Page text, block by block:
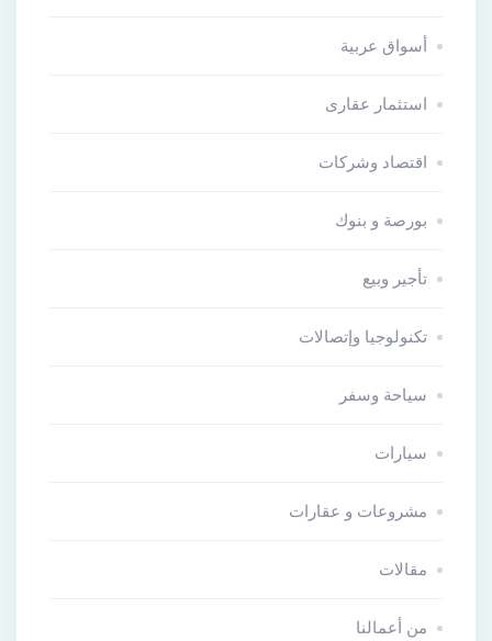
أسواق عربية
استثمار عقارى
اقتصاد وشركات
بورصة و بنوك
تأجير وبيع
تكنولوجيا وإتصالات
سياحة وسفر
سيارات
مشروعات و عقارات
مقالات
من أعمالنا